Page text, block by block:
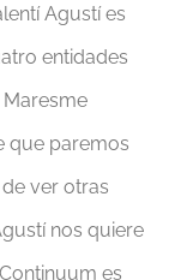
Agustí es
entidades
que paremos
ver otras
nos quiere
es